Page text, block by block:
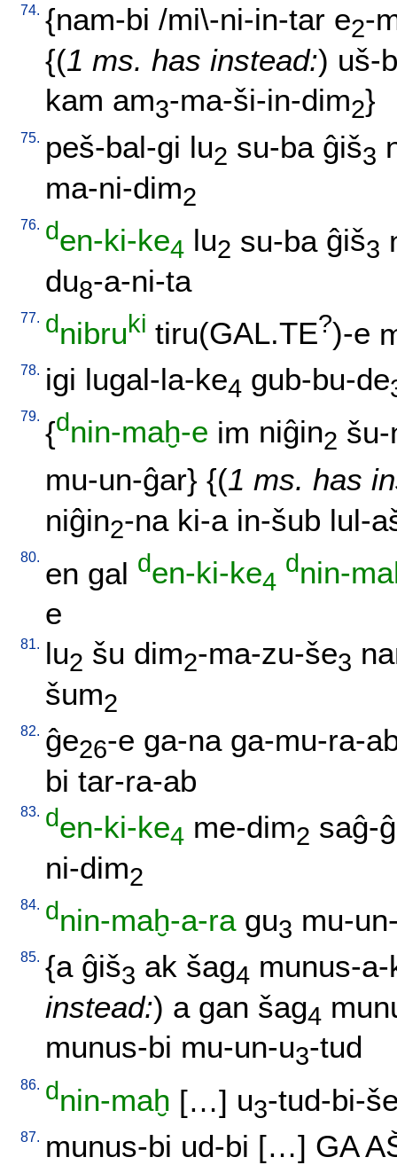
74. {nam-bi /mi\-ni-in-tar e2-
{(1 ms. has instead:) uš-
kam am3-ma-ši-in-dim2}
75. peš-bal-gi lu2 su-ba ĝiš3
ma-ni-dim2
76. den-ki-ke4 lu2 su-ba ĝiš3
du8-a-ni-ta
77. dnibruki tiru(GAL.TE?)-e
78. igi lugal-la-ke4 gub-bu-de
79. {dnin-maḫ-e im niĝin2 šu-
mu-un-ĝar} {(1 ms. has
niĝin2-na ki-a in-šub lul-
80. en gal den-ki-ke4
dnin-
e
81. lu2 šu dim2-ma-zu-še3
šum2
82. ĝe26-e ga-na ga-mu-ra-
bi tar-ra-ab
83. den-ki-ke4 me-dim2 saĝ-
ni-dim2
84. dnin-maḫ-a-ra gu3 mu-
85. {a ĝiš3 ak šag4 munus-a-
instead:) a gan šag4
munus-bi mu-un-u3-tud
86. dnin-maḫ […] u3-tud-bi-
87. munus-bi ud-bi […] GA